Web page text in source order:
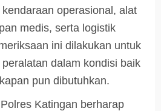
operasional, alat
medis, serta logistik
ini dilakukan untuk
dalam kondisi baik
pun dibutuhkan.
Katingan berharap